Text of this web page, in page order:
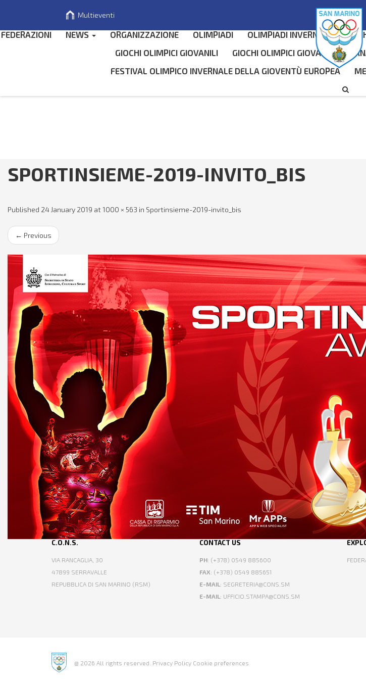
Multieventi
FEDERAZIONI NEWS ORGANIZZAZIONE OLIMPIADI OLIMPIADI INVERNALI
GIOCHI OLIMPICI GIOVANILI
GIOCHI OLIMPICI GIOVANILI
FESTIVAL OLIMPICO INVERNALE DELLA GIOVENTÙ EUROPEA
for
SPORTINSIEME-2019-INVITO_BIS
Published 24 January 2019 at1000 × 563 in Sportinsieme-2019-invito_bis
← Previous
C.O.N.S.
VIA RANCAGLIA, 30
47899 SERRAVALLE
REPUBBLICA DI SAN MARINO (RSM)
CONTACT US
PH: (+378) 0549 885600
FAX: (+378) 0549 885651
E-MAIL: SEGRETERIA@CONS.SM
E-MAIL: UFFICIO.STAMPA@CONS.SM
@ 2026 All rights reserved. Privacy Policy Cookie preferences